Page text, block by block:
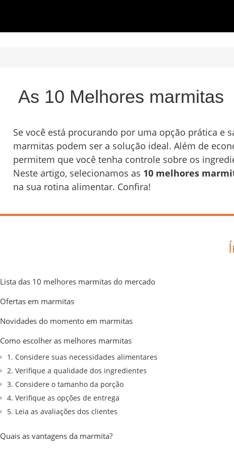
As 10 Melhores marmitas
Se você está procurando por uma opção prática e
marmitas podem ser a solução ideal. Além de
permitem que você tenha controle sobre os
Neste artigo, selecionamos as 10 melhores
na sua rotina alimentar. Confira!
Lista das 10 melhores marmitas do mercado
Ofertas em marmitas
Novidades do momento em marmitas
Como escolher as melhores marmitas
1. Considere suas necessidades alimentares
2. Verifique a qualidade dos ingredientes
3. Considere o tamanho da porção
4. Verifique as opções de entrega
5. Leia as avaliações dos clientes
Quais as vantagens da marmita?